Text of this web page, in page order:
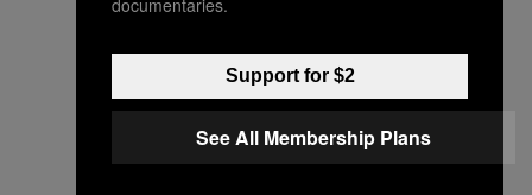
documentaries.
Support for $2
See All Membership Plans